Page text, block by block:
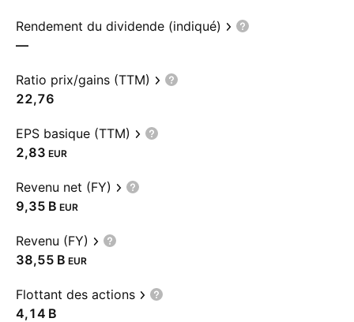
Rendement du dividende (indiqué)
—
Ratio prix/gains (TTM)
22,76
EPS basique (TTM)
2,83 EUR
Revenu net (FY)
‪9,35 B‬ EUR
Revenu (FY)
‪38,55 B‬ EUR
Flottant des actions
‪4,14 B‬